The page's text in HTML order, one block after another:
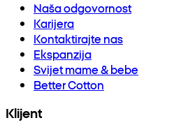
Naša odgovornost
Karijera
Kontaktirajte nas
Ekspanzija
Svijet mame & bebe
Better Cotton
Klijent